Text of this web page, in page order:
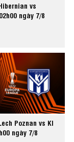
vs
ngày 7/8
Poznan vs KI
ngày 7/8